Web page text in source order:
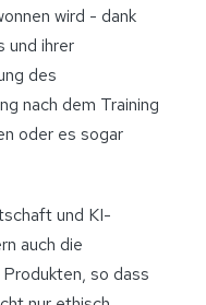
wird - dank
und ihrer
des
nach dem Training
oder es sogar
und KI-
auch die
so dass